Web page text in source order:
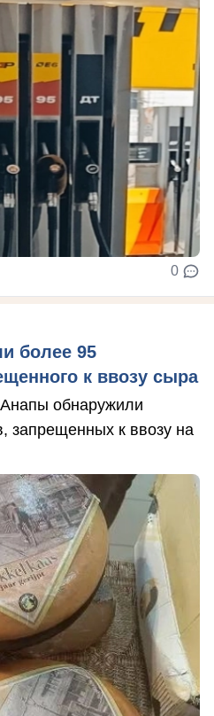
0
более 95
к ввозу сыра
обнаружили
запрещенных к ввозу на